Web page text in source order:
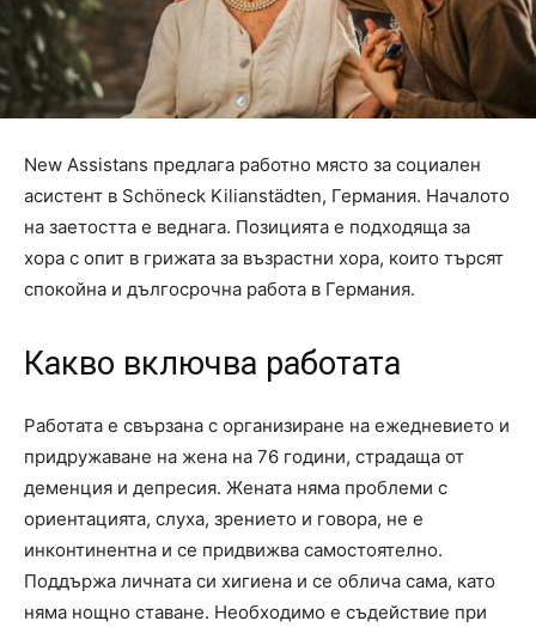
New Assistans предлага работно място за социален
асистент в Schöneck Kilianstädten, Германия. Началото
на заетостта е веднага. Позицията е подходяща за
хора с опит в грижата за възрастни хора, които търсят
спокойна и дългосрочна работа в Германия.
Какво включва работата
Работата е свързана с организиране на ежедневието и
придружаване на жена на 76 години, страдаща от
деменция и депресия. Жената няма проблеми с
ориентацията, слуха, зрението и говора, не е
инконтинентна и се придвижва самостоятелно.
Поддържа личната си хигиена и се облича сама, като
няма нощно ставане. Необходимо е съдействие при